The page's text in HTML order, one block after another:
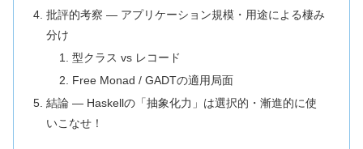
批評的考察 ― アプリケーション規模・用途による棲み
分け
型クラス vs レコード
Free Monad / GADTの適用局面
結論 ― Haskellの「抽象化力」は選択的・漸進的に使
いこなせ！